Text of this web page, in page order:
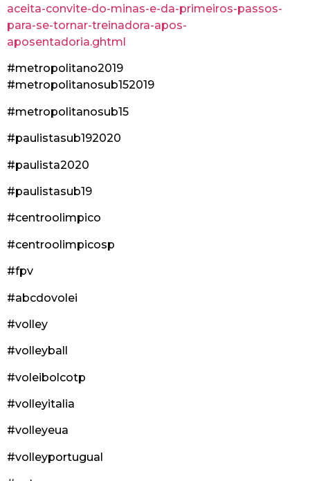
aceita-convite-do-minas-e-da-primeiros-passos-
para-se-tornar-treinadora-apos-
aposentadoria.ghtml
#metropolitano2019
#metropolitanosub152019
#metropolitanosub15
#paulistasub192020
#paulista2020
#paulistasub19
#centroolimpico
#centroolimpicosp
#fpv
#abcdovolei
#volley
#volleyball
#voleibolcotp
#volleyitalia
#volleyeua
#volleyportugual